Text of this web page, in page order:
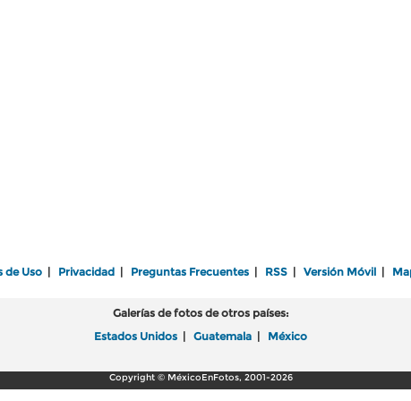
de Uso Privacidad Preguntas Frecuentes RSS Versión Móvil
Galerías de fotos de otros países:
Estados Unidos
Guatemala México
Copyright © MéxicoEnFotos, 2001-2026